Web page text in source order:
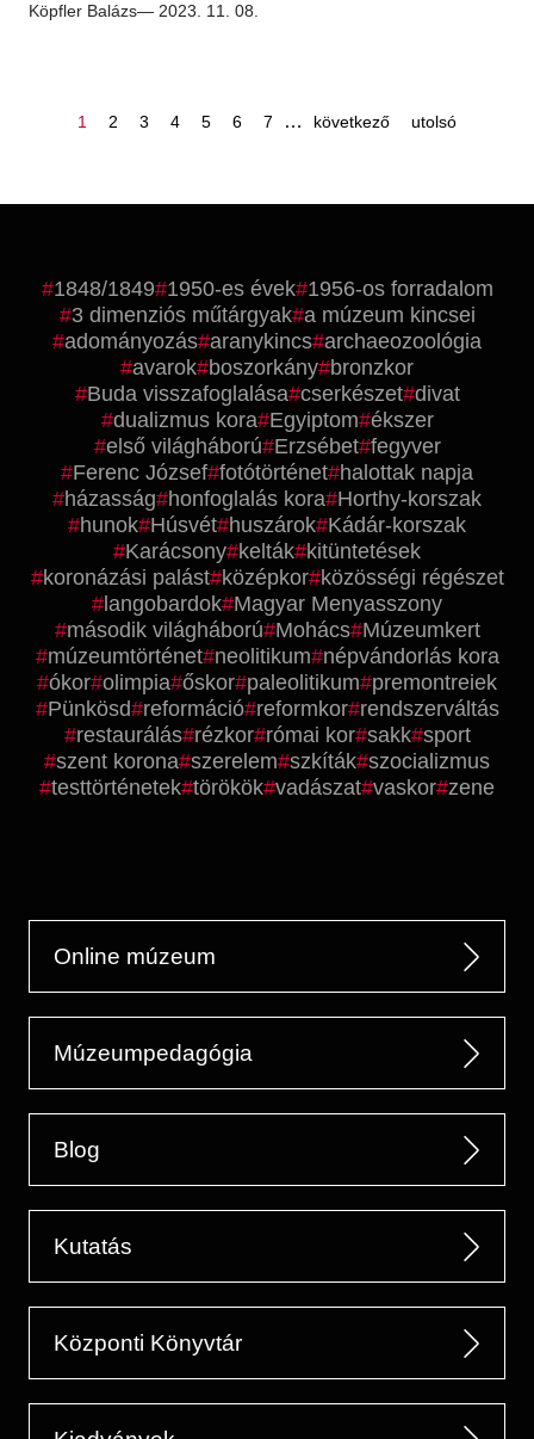
Köpfler Balázs— 2023. 11. 08.
oldal
1 oldal
2 oldal
3 oldal
4 oldal
5 oldal
6 oldal
7 …
következő
következő
utolsó
utolsó
1848/1849 1950-es évek 1956-os forradalom
3 dimenziós műtárgyak a múzeum kincsei
adományozás aranykincs archaeozoológia
avarok boszorkány bronzkor
Buda visszafoglalása cserkészet divat
dualizmus kora Egyiptom ékszer
első világháború Erzsébet fegyver
Ferenc József fotótörténet halottak napja
házasság
honfoglalás kora Horthy-korszak
hunok Húsvét huszárok Kádár-korszak
Karácsony kelták kitüntetések
koronázási palást középkor közösségi régészet
langobardok Magyar Menyasszony
második világháború Mohács Múzeumkert
múzeumtörténet neolitikum népvándorlás kora
ókor olimpia őskor paleolitikum premontreiek
Pünkösd reformáció reformkor rendszerváltás
restaurálás rézkor római kor sakk sport
szent korona szerelem szkíták szocializmus
testtörténetek törökök vadászat vaskor zene
Online múzeum
Múzeumpedagógia
Blog
Kutatás
Központi Könyvtár